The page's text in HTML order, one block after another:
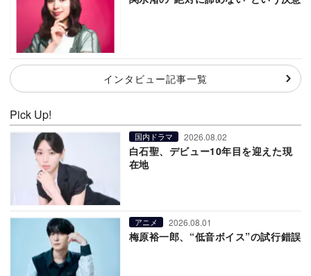
インタビュー記事一覧
Pick Up!
国内ドラマ 2026.08.02
白石聖、デビュー10年目を迎えた現
在地
アニメ 2026.08.01
梅原裕一郎、“低音ボイス”の試行錯誤